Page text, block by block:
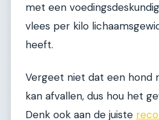
met een
vlees per kilo
heeft.
Vergeet niet dat een hond
kan afvallen, dus hou het
Denk ook aan de juiste